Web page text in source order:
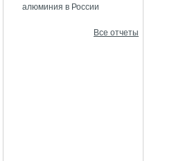
алюминия в России
Все отчеты